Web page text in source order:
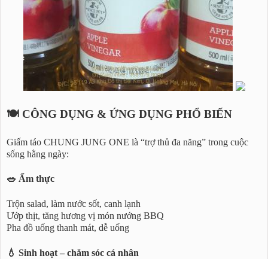
🍽️ CÔNG DỤNG & ỨNG DỤNG PHỔ BIẾN
Giấm táo CHUNG JUNG ONE là “trợ thủ đa năng” trong cuộc
sống hằng ngày:
🥗 Ẩm thực
Trộn salad, làm nước sốt, canh lạnh
Ướp thịt, tăng hương vị món nướng BBQ
Pha đồ uống thanh mát, dễ uống
💧 Sinh hoạt – chăm sóc cá nhân